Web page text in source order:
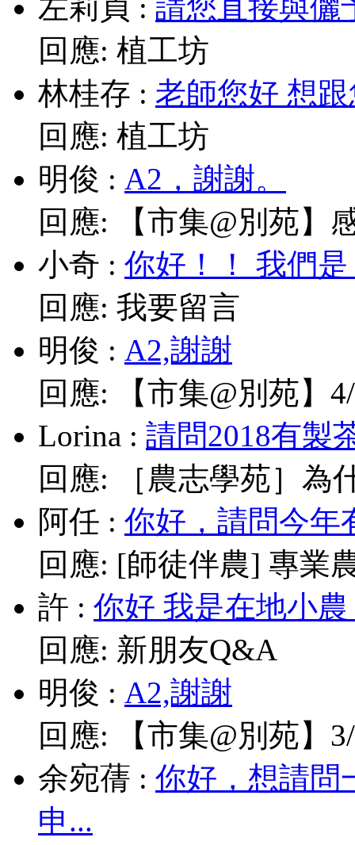
左莉貞 : 請您直接與儷
回應: 植工坊
林桂存 : 老師您好 想
回應: 植工坊
明俊 : A2，謝謝。
回應:
【市集@別苑】
小奇 : 你好！！ 我們
回應: 我要留言
明俊 : A2,謝謝
回應:
【市集@別苑】
Lorina : 請問2018有製
回應:
［農志學苑］為
阿任 : 你好，請問今年
回應: [師徒伴農] 專業
許 : 你好 我是在地小
回應: 新朋友Q&A
明俊 : A2,謝謝
回應:
【市集@別苑】
余宛蒨 : 你好，想請問
申...